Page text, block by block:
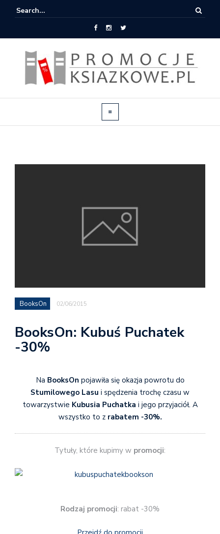
BooksOn 02/06/2015
BooksOn: Kubuś Puchatek
-30%
Na BooksOn pojawiła się okazja powrotu do
Stumilowego Lasu i spędzenia trochę czasu w
towarzystwie Kubusia Puchatka i jego przyjaciół. A
wszystko to z rabatem -30%.
Tytuły, które kupimy w promocji:
Rodzaj promocji: rabat -30%